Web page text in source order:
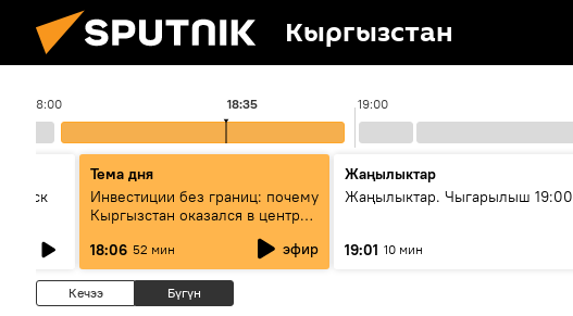
Кыргызстан
18:00 19:00
18:35
Тема дня
Инвестиции без границ: почему
Кыргызстан оказался в центре
18:06 52 мин эфир
Жаңылыктар
Жаңылыктар. Чыгарылыш 19:00
19:01 10 мин
Кечээ Бүгүн